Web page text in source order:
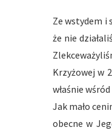
Ze wstydem i
że nie
Krzyżowej w
właśnie
Jak mało
obecne w